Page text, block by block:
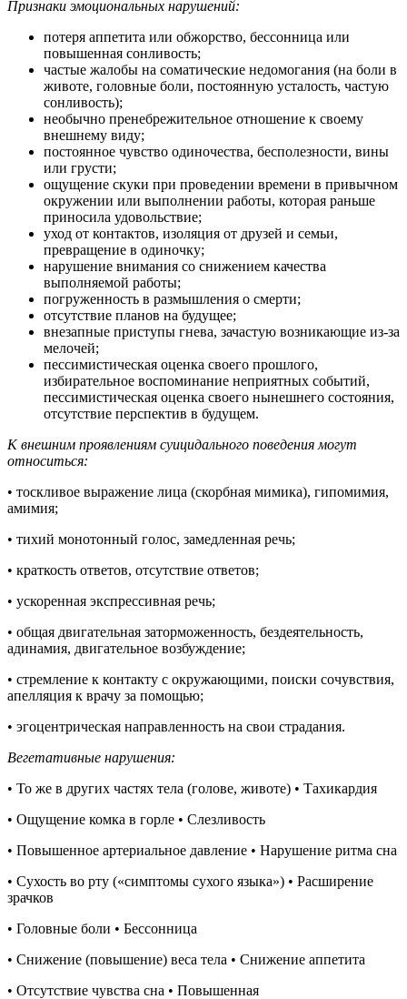
Признаки эмоциональных нарушений:
потеря аппетита или обжорство, бессонница или
повышенная сонливость;
частые жалобы на соматические недомогания (на боли в
животе, головные боли, постоянную усталость, частую
сонливость);
необычно пренебрежительное отношение к своему
внешнему виду;
постоянное чувство одиночества, бесполезности, вины
или грусти;
ощущение скуки при проведении времени в привычном
окружении или выполнении работы, которая раньше
приносила удовольствие;
уход от контактов, изоляция от друзей и семьи,
превращение в одиночку;
нарушение внимания со снижением качества
выполняемой работы;
погруженность в размышления о смерти;
отсутствие планов на будущее;
внезапные приступы гнева, зачастую возникающие из-за
мелочей;
пессимистическая оценка своего прошлого,
избирательное воспоминание неприятных событий,
пессимистическая оценка своего нынешнего состояния,
отсутствие перспектив в будущем.
К внешним проявлениям суицидального поведения могут
относиться:
• тоскливое выражение лица (скорбная мимика), гипомимия,
амимия;
• тихий монотонный голос, замедленная речь;
• краткость ответов, отсутствие ответов;
• ускоренная экспрессивная речь;
• общая двигательная заторможенность, бездеятельность,
адинамия, двигательное возбуждение;
• стремление к контакту с окружающими, поиски сочувствия,
апелляция к врачу за помощью;
• эгоцентрическая направленность на свои страдания.
Вегетативные нарушения:
• То же в других частях тела (голове, животе) • Тахикардия
• Ощущение комка в горле • Слезливость
• Повышенное артериальное давление • Нарушение ритма сна
• Сухость во рту («симптомы сухого языка») • Расширение
зрачков
• Головные боли • Бессонница
• Снижение (повышение) веса тела • Снижение аппетита
• Отсутствие чувства сна • Повышенная